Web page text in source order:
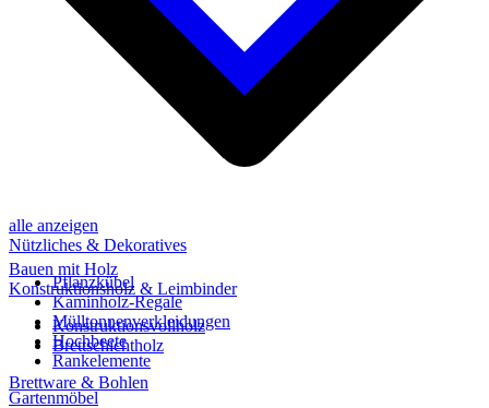
alle anzeigen
Nützliches & Dekoratives
Pflanzkübel
Kaminholz-Regale
Mülltonnenverkleidungen
Hochbeete
Rankelemente
Gartenmöbel
Bauen mit Holz
Konstruktionsholz & Leimbinder
Konstruktionsvollholz
Brettschichtholz
Brettware & Bohlen